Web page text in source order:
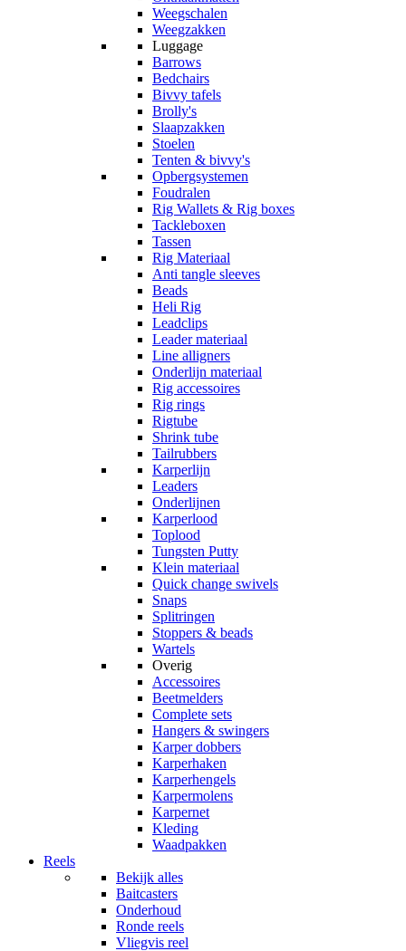
Weegschalen
Weegzakken
Luggage
Barrows
Bedchairs
Bivvy tafels
Brolly's
Slaapzakken
Stoelen
Tenten & bivvy's
Opbergsystemen
Foudralen
Rig Wallets & Rig boxes
Tackleboxen
Tassen
Rig Materiaal
Anti tangle sleeves
Beads
Heli Rig
Leadclips
Leader materiaal
Line alligners
Onderlijn materiaal
Rig accessoires
Rig rings
Rigtube
Shrink tube
Tailrubbers
Karperlijn
Leaders
Onderlijnen
Karperlood
Toplood
Tungsten Putty
Klein materiaal
Quick change swivels
Snaps
Splitringen
Stoppers & beads
Wartels
Overig
Accessoires
Beetmelders
Complete sets
Hangers & swingers
Karper dobbers
Karperhaken
Karperhengels
Karpermolens
Karpernet
Kleding
Waadpakken
Reels
Bekijk alles
Baitcasters
Onderhoud
Ronde reels
Vliegvis reel